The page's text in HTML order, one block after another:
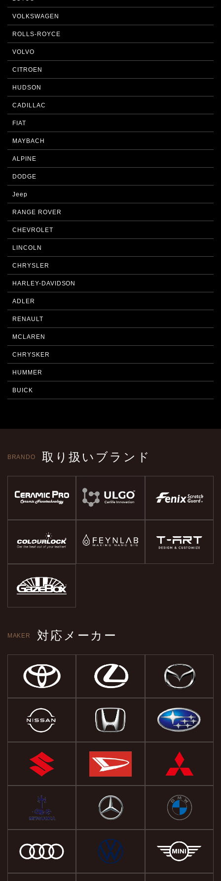
VOLKSWAGEN
ROLLS-ROYCE
VOLVO
CITROEN
HUDSON
CADILLAC
FIAT
MAYBACH
ALPINE
DODGE
Jeep
RANGE ROVER
CHEVROLET
LINCOLN
CHRYSLER
HARLEY-DAVIDSON
ADLER
RENAULT
MCLAREN
CHRYSKER
HUMMER
BUICK
BRANDO 取り扱いブランド
MAKER 対応メーカー